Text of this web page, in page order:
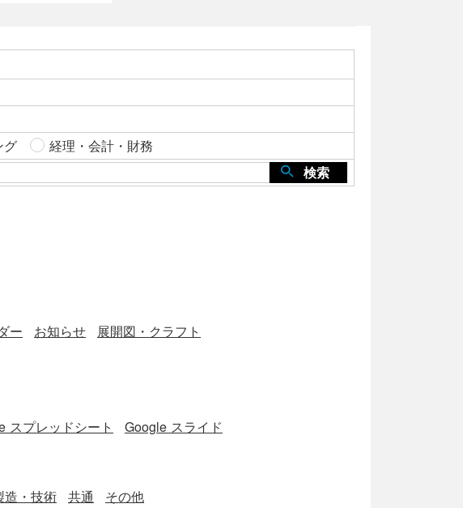
文面を心が
誤りがない
タイミング＞
しょう。 ■
成＞ 挨拶文例
に完成しま
ることで、デ
グ
経理・会計・財務
検索
ー お知らせ
展開図・クラフト
スプレッドシート Google スライド
造・技術 共通 その他